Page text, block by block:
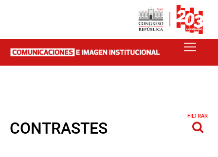
CONTRASTES
FILTRAR